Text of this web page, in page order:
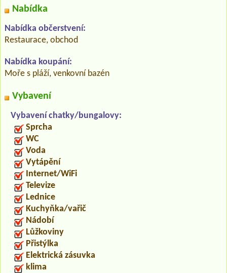
Nabídka
Nabídka občerstvení:
Restaurace, obchod
Nabídka koupání:
Moře s pláží, venkovní bazén
Vybavení
Vybavení chatky/bungalovy:
Sprcha
WC
Voda
Vytápění
Internet/WiFi
Televize
Lednice
Kuchyňka/vařič
Nádobí
Lůžkoviny
Přistýlka
Elektrická zásuvka
klima